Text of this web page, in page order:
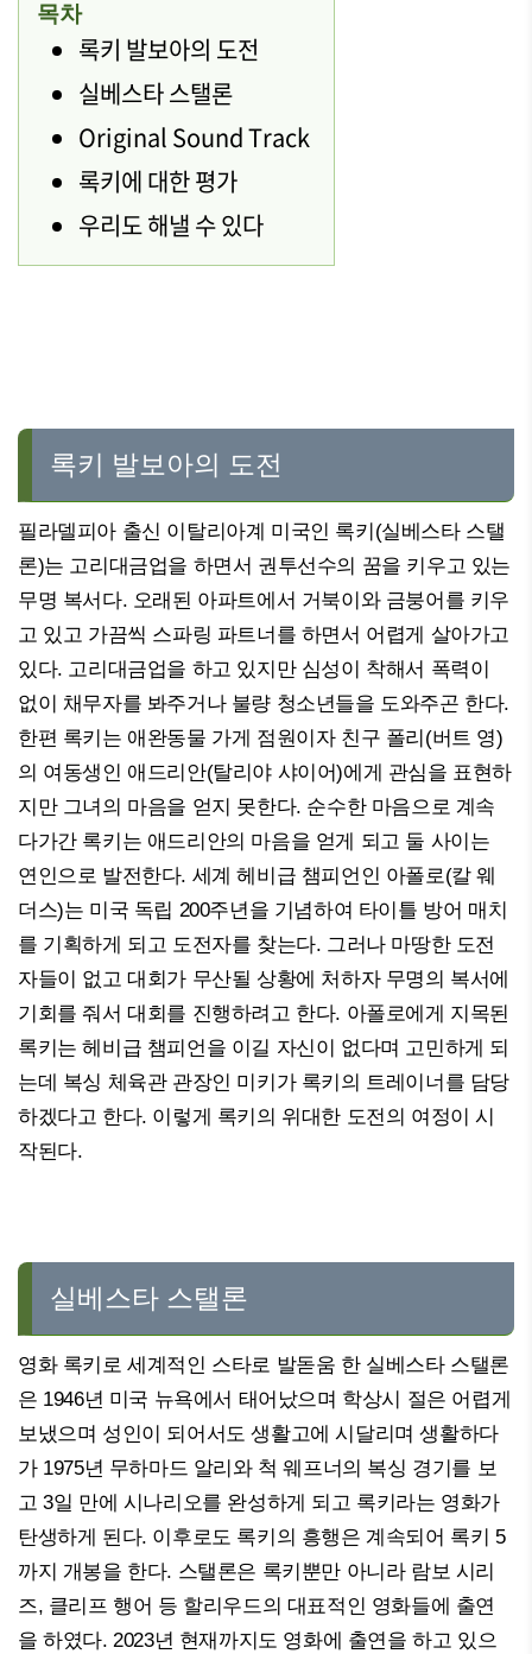
목차
록키 발보아의 도전
실베스타 스탤론
Original Sound Track
록키에 대한 평가
우리도 해낼 수 있다
록키 발보아의 도전
필라델피아 출신 이탈리아계 미국인 록키(실베스타 스탤
론)는 고리대금업을 하면서 권투선수의 꿈을 키우고 있는
무명 복서다. 오래된 아파트에서 거북이와 금붕어를 키우
고 있고 가끔씩 스파링 파트너를 하면서 어렵게 살아가고
있다. 고리대금업을 하고 있지만 심성이 착해서 폭력이
없이 채무자를 봐주거나 불량 청소년들을 도와주곤 한다.
한편 록키는 애완동물 가게 점원이자 친구 폴리(버트 영)
의 여동생인 애드리안(탈리야 샤이어)에게 관심을 표현하
지만 그녀의 마음을 얻지 못한다. 순수한 마음으로 계속
다가간 록키는 애드리안의 마음을 얻게 되고 둘 사이는
연인으로 발전한다. 세계 헤비급 챔피언인 아폴로(칼 웨
더스)는 미국 독립 200주년을 기념하여 타이틀 방어 매치
를 기획하게 되고 도전자를 찾는다. 그러나 마땅한 도전
자들이 없고 대회가 무산될 상황에 처하자 무명의 복서에
기회를 줘서 대회를 진행하려고 한다. 아폴로에게 지목된
록키는 헤비급 챔피언을 이길 자신이 없다며 고민하게 되
는데 복싱 체육관 관장인 미키가 록키의 트레이너를 담당
하겠다고 한다. 이렇게 록키의 위대한 도전의 여정이 시
작된다.
실베스타 스탤론
영화 록키로 세계적인 스타로 발돋움 한 실베스타 스탤론
은 1946년 미국 뉴욕에서 태어났으며 학상시 절은 어렵게
보냈으며 성인이 되어서도 생활고에 시달리며 생활하다
가 1975년 무하마드 알리와 척 웨프너의 복싱 경기를 보
고 3일 만에 시나리오를 완성하게 되고 록키라는 영화가
탄생하게 된다. 이후로도 록키의 흥행은 계속되어 록키 5
까지 개봉을 한다. 스탤론은 록키뿐만 아니라 람보 시리
즈, 클리프 행어 등 할리우드의 대표적인 영화들에 출연
을 하였다. 2023년 현재까지도 영화에 출연을 하고 있으